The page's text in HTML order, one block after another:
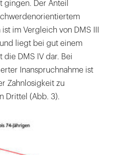
gingen. Der Anteil
im Vergleich von DMS III
liegt bei gut einem
die DMS IV dar. Bei
Inanspruchnahme ist
Zahnlosigkeit zu
Drittel (Abb. 3).